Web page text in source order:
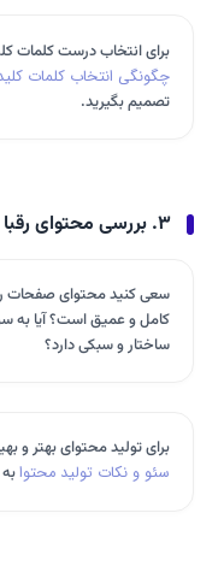
برای انتخاب درست کلمات
چگونگی انتخاب کلمات
تصمیم بگیرید.
۳. بررسی محتوای رقبا و کیفیت آن
سعی کنید محتوای صفحات
کامل و عمیق است؟ آیا
ساختار و سبکی دارد؟
برای تولید محتوای بهتر و
سئو و نکات تولید محتوا